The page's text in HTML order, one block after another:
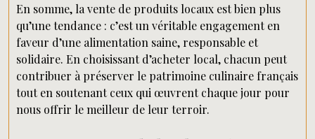
En somme, la vente de produits locaux est bien plus
qu’une tendance : c’est un véritable engagement en
faveur d’une alimentation saine, responsable et
solidaire. En choisissant d’acheter local, chacun peut
contribuer à préserver le patrimoine culinaire français
tout en soutenant ceux qui œuvrent chaque jour pour
nous offrir le meilleur de leur terroir.